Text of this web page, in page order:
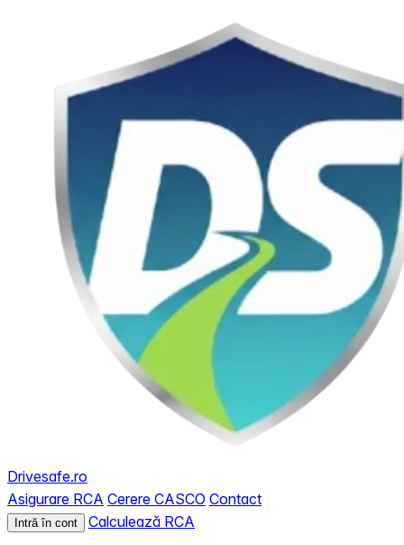
Drivesafe.ro
Asigurare RCA Cerere CASCO Contact
Intră în cont Calculează RCA